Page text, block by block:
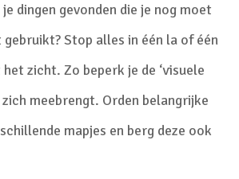
dingen gevonden die je nog moet
Stop alles in één la of één
zicht. Zo beperk je de ‘visuele
meebrengt. Orden belangrijke
mapjes en berg deze ook